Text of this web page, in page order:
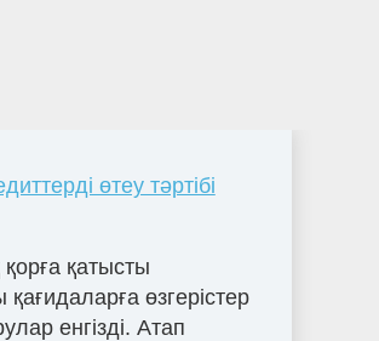
өтеу тәртібі
қорға қатысты
өзгерістер
енгізді. Атап